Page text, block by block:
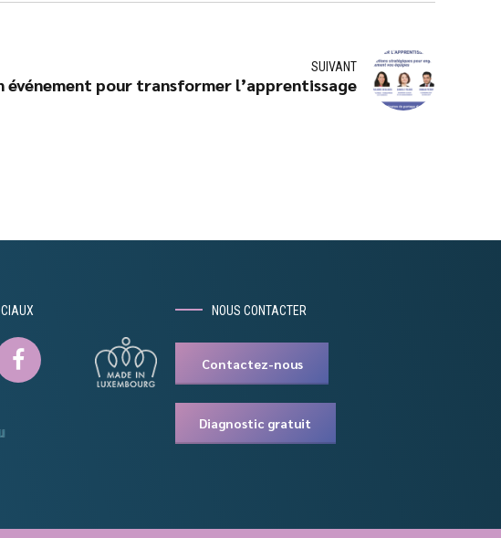
SUIVANT
événement pour transformer l’apprentissage
NOUS CONTACTER
Contactez-nous
Diagnostic gratuit